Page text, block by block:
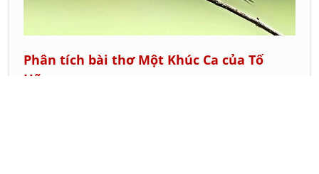
Phân tích bài thơ Một Khúc Ca của Tố
Hữu